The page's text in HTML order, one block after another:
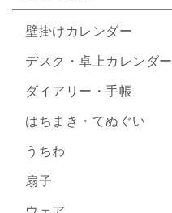
壁掛けカレンダー
デスク・卓上カレンダー
ダイアリー・手帳
はちまき・てぬぐい
うちわ
扇子